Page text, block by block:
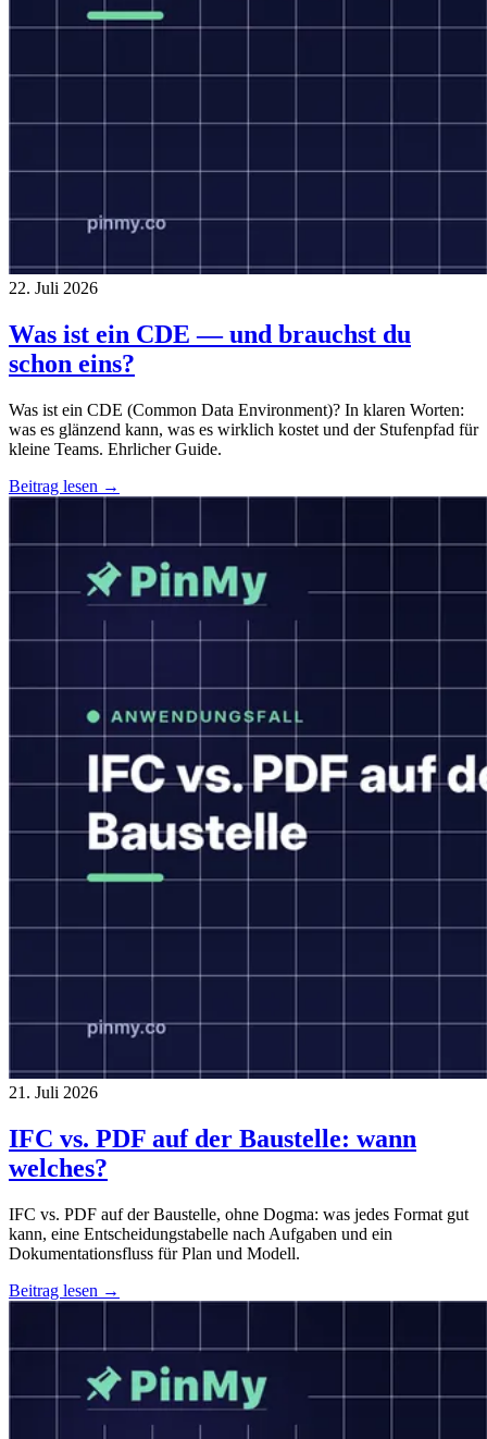
22. Juli 2026
Was ist ein CDE — und brauchst du
schon eins?
Was ist ein CDE (Common Data Environment)? In klaren Worten:
was es glänzend kann, was es wirklich kostet und der Stufenpfad für
kleine Teams. Ehrlicher Guide.
Beitrag lesen →
21. Juli 2026
IFC vs. PDF auf der Baustelle: wann
welches?
IFC vs. PDF auf der Baustelle, ohne Dogma: was jedes Format gut
kann, eine Entscheidungstabelle nach Aufgaben und ein
Dokumentationsfluss für Plan und Modell.
Beitrag lesen →